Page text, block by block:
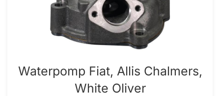
Waterpomp Fiat, Allis Chalmers,
White Oliver